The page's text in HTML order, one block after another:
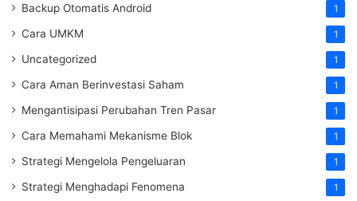
Backup Otomatis Android 1
Cara UMKM 1
Uncategorized 1
Cara Aman Berinvestasi Saham 1
Mengantisipasi Perubahan Tren Pasar 1
Cara Memahami Mekanisme Blok 1
Strategi Mengelola Pengeluaran 1
Strategi Menghadapi Fenomena 1